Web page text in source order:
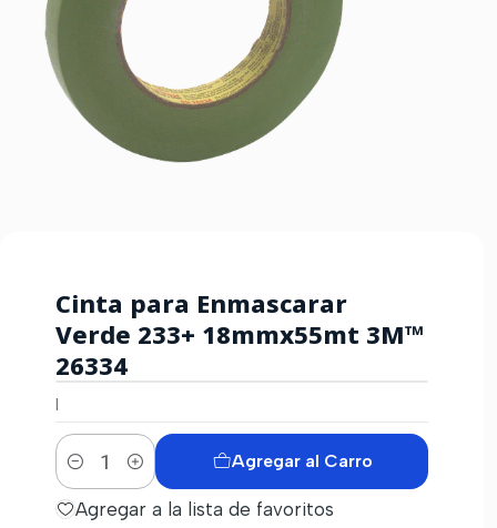
|
Cinta para Enmascarar
Verde 233+ 18mmx55mt 3M™
26334
Cantidad
Agregar al Carro
Agregar a la lista de favoritos